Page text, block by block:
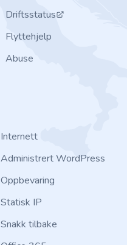
Driftsstatus
Flyttehjelp
Abuse
Internett
Administrert WordPress
Oppbevaring
Statisk IP
Snakk tilbake